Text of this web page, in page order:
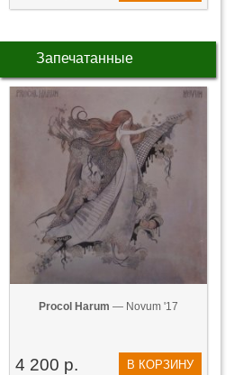
Запечатанные
Procol Harum — Novum '17
4 200 р. В КОРЗИНУ